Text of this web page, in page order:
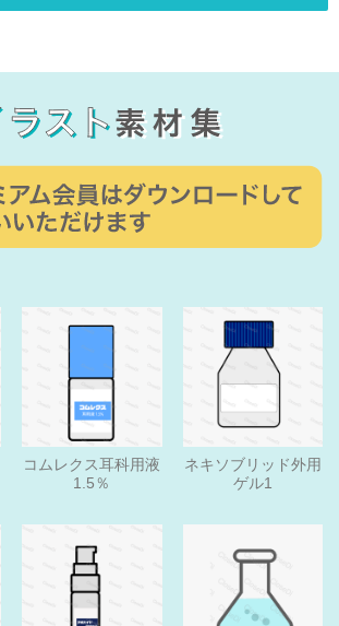
コムレクス耳科用液
1.5％
ネキソブリッド外用
ゲル1